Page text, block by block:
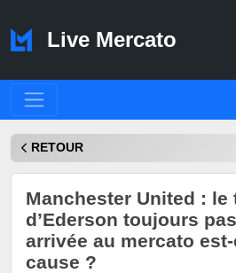
Live Mercato
RETOUR
Manchester United : le
d’Ederson toujours
arrivée au mercato
cause ?